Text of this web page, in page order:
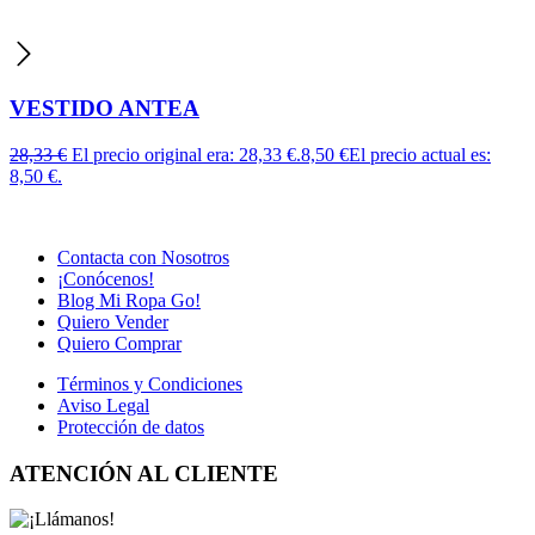
VESTIDO ANTEA
28,33€ El precio original era: 28,33 €.8,50 €El precio actual es:
8,50 €.
Contacta con Nosotros
¡Conócenos!
Blog Mi Ropa Go!
Quiero Vender
Quiero Comprar
Términos y Condiciones
Aviso Legal
Protección de datos
ATENCIÓN AL CLIENTE